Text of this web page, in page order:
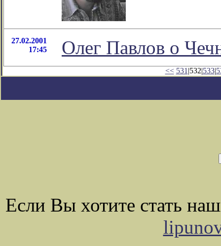
27.02.2001
17:45
Олег Павлов о
<< 531 |532|533|
Если Вы хотите стать